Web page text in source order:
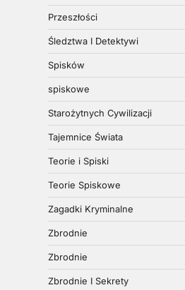
Przeszłości
Śledztwa I Detektywi
Spisków
spiskowe
Starożytnych Cywilizacji
Tajemnice Świata
Teorie i Spiski
Teorie Spiskowe
Zagadki Kryminalne
Zbrodnie
Zbrodnie
Zbrodnie I Sekrety